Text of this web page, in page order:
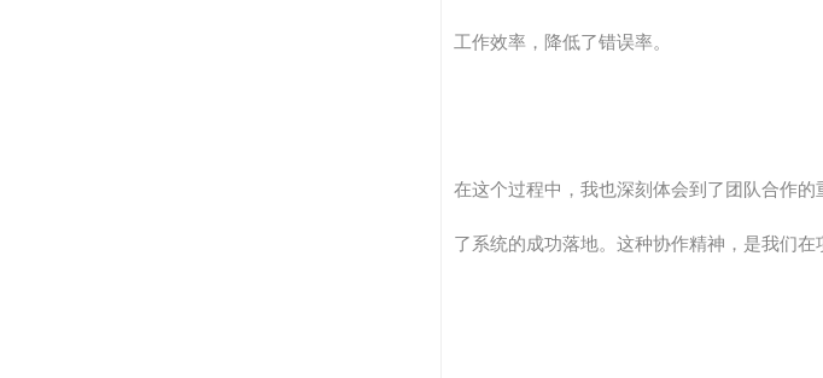
工作效率，降低了错误率。
在这个过程中，我也深刻体会到了团队合作
了系统的成功落地。这种协作精神，是我们在